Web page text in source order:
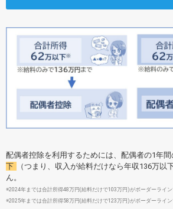
配偶者控除を利用するためには、配偶者の1年間
下
（つまり、収入が給料だけなら年収136万以
ん。
※2024年までは合計所得48万円(給料だけで103万円)がボーダーライン
※2025年までは合計所得58万円(給料だけで123万円)がボーダーライン